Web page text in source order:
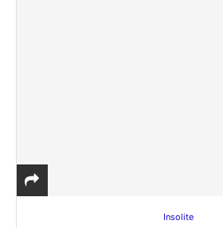
Insolite